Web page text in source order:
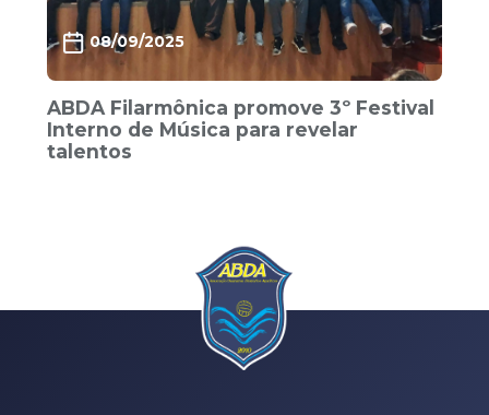
08/09/2025
ABDA Filarmônica promove 3º Festival
Interno de Música para revelar
talentos